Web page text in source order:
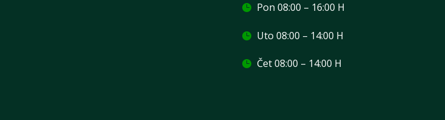
Pon 08:00 – 16:00 H
Uto 08:00 – 14:00 H
Čet 08:00 – 14:00 H